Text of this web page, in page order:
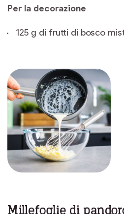
Per la decorazione
125 g di frutti di bosco
Millefoglie di